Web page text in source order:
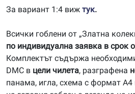
За вариант 1:4 виж тук.
Всички гоблени от „Златна
по индивидуална заявка в срок
Комплектът съдържа
DMC в цели чилета, разграфена
панама, игла, схема с формат